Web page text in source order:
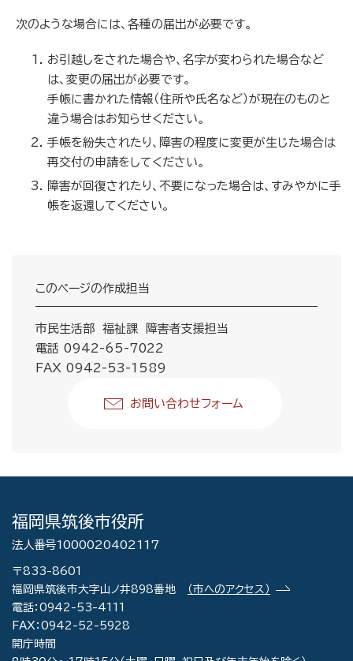
次のような場合には、各種の届出が必要です。
お引越しをされた場合や、名字が変わられた場合など
は、変更の届出が必要です。
手帳に書かれた情報（住所や氏名など）が現在のものと
違う場合はお知らせください。
手帳を紛失されたり、障害の程度に変更が生じた場合は
再交付の申請をしてください。
障害が回復されたり、不要になった場合は、すみやかに手
帳を返還してください。
このページの作成担当
市民生活部 福祉課 障害者支援担当
電話 0942-65-7022
FAX 0942-53-1589
お問い合わせフォーム
福岡県筑後市役所
法人番号1000020402117
〒833-8601
福岡県筑後市大字山ノ井898番地
（市へのアクセス）
電話：0942-53-4111
FAX：0942-52-5928
開庁時間